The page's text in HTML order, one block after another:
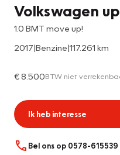
Volkswagen
1.0 BMT move up!
2017|Benzine|117.261 km
€ 8.500BTW niet
Ik heb interesse
Bel ons op 0578-615539